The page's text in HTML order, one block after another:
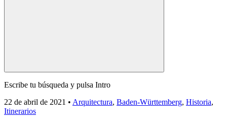
Escribe tu búsqueda y pulsa Intro
22 de abril de 2021 • Arquitectura, Baden-Württemberg, Historia,
Itinerarios